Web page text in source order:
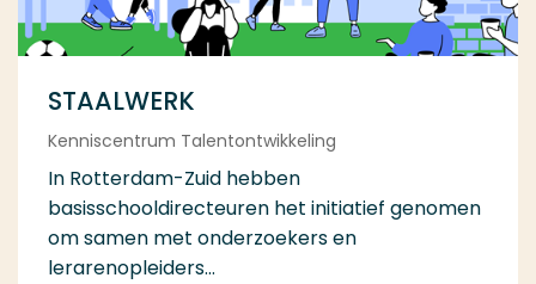
STAALWERK
Kenniscentrum Talentontwikkeling
In Rotterdam-Zuid hebben
basisschooldirecteuren het initiatief genomen
om samen met onderzoekers en
lerarenopleiders...